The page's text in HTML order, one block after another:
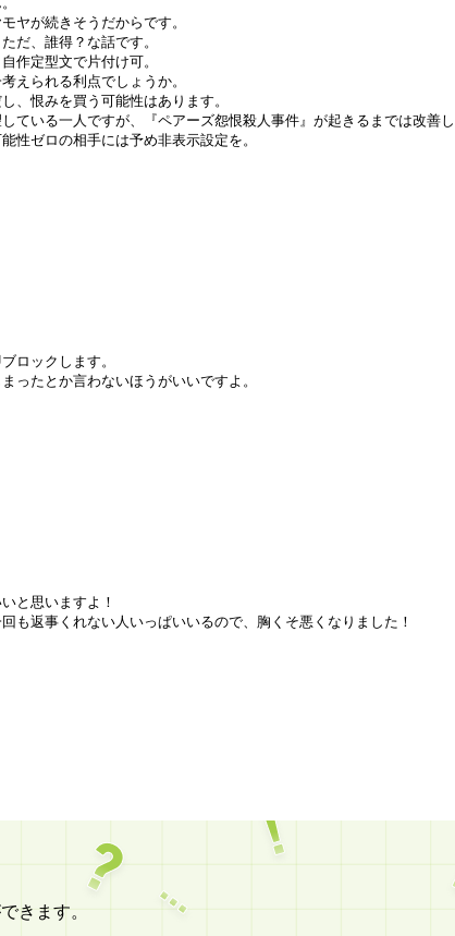
ヤが続きそうだからです。
だ、誰得？な話です。
作定型文で片付け可。
えられる利点でしょうか。
、恨みを買う可能性はあります。
ている一人ですが、『ペアーズ怨恨殺人事件』が起きるまでは改善し
性ゼロの相手には予め非表示設定を。
ロックします。
ったとか言わないほうがいいですよ。
と思いますよ！
も返事くれない人いっぱいいるので、胸くそ悪くなりました！
きます。